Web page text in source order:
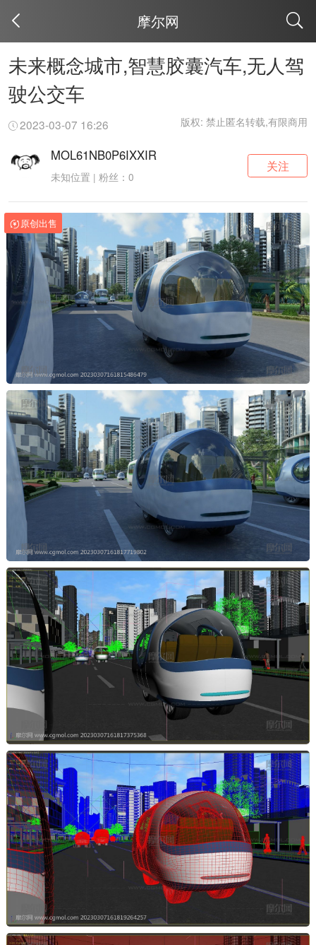
摩尔网
未来概念城市,智慧胶囊汽车,无人驾
驶公交车
2023-03-07 16:26 版权: 禁止匿名转载,有限商用
MOL61NB0P6IXXIR
未知位置 | 粉丝：0
关注
原创出售
取消